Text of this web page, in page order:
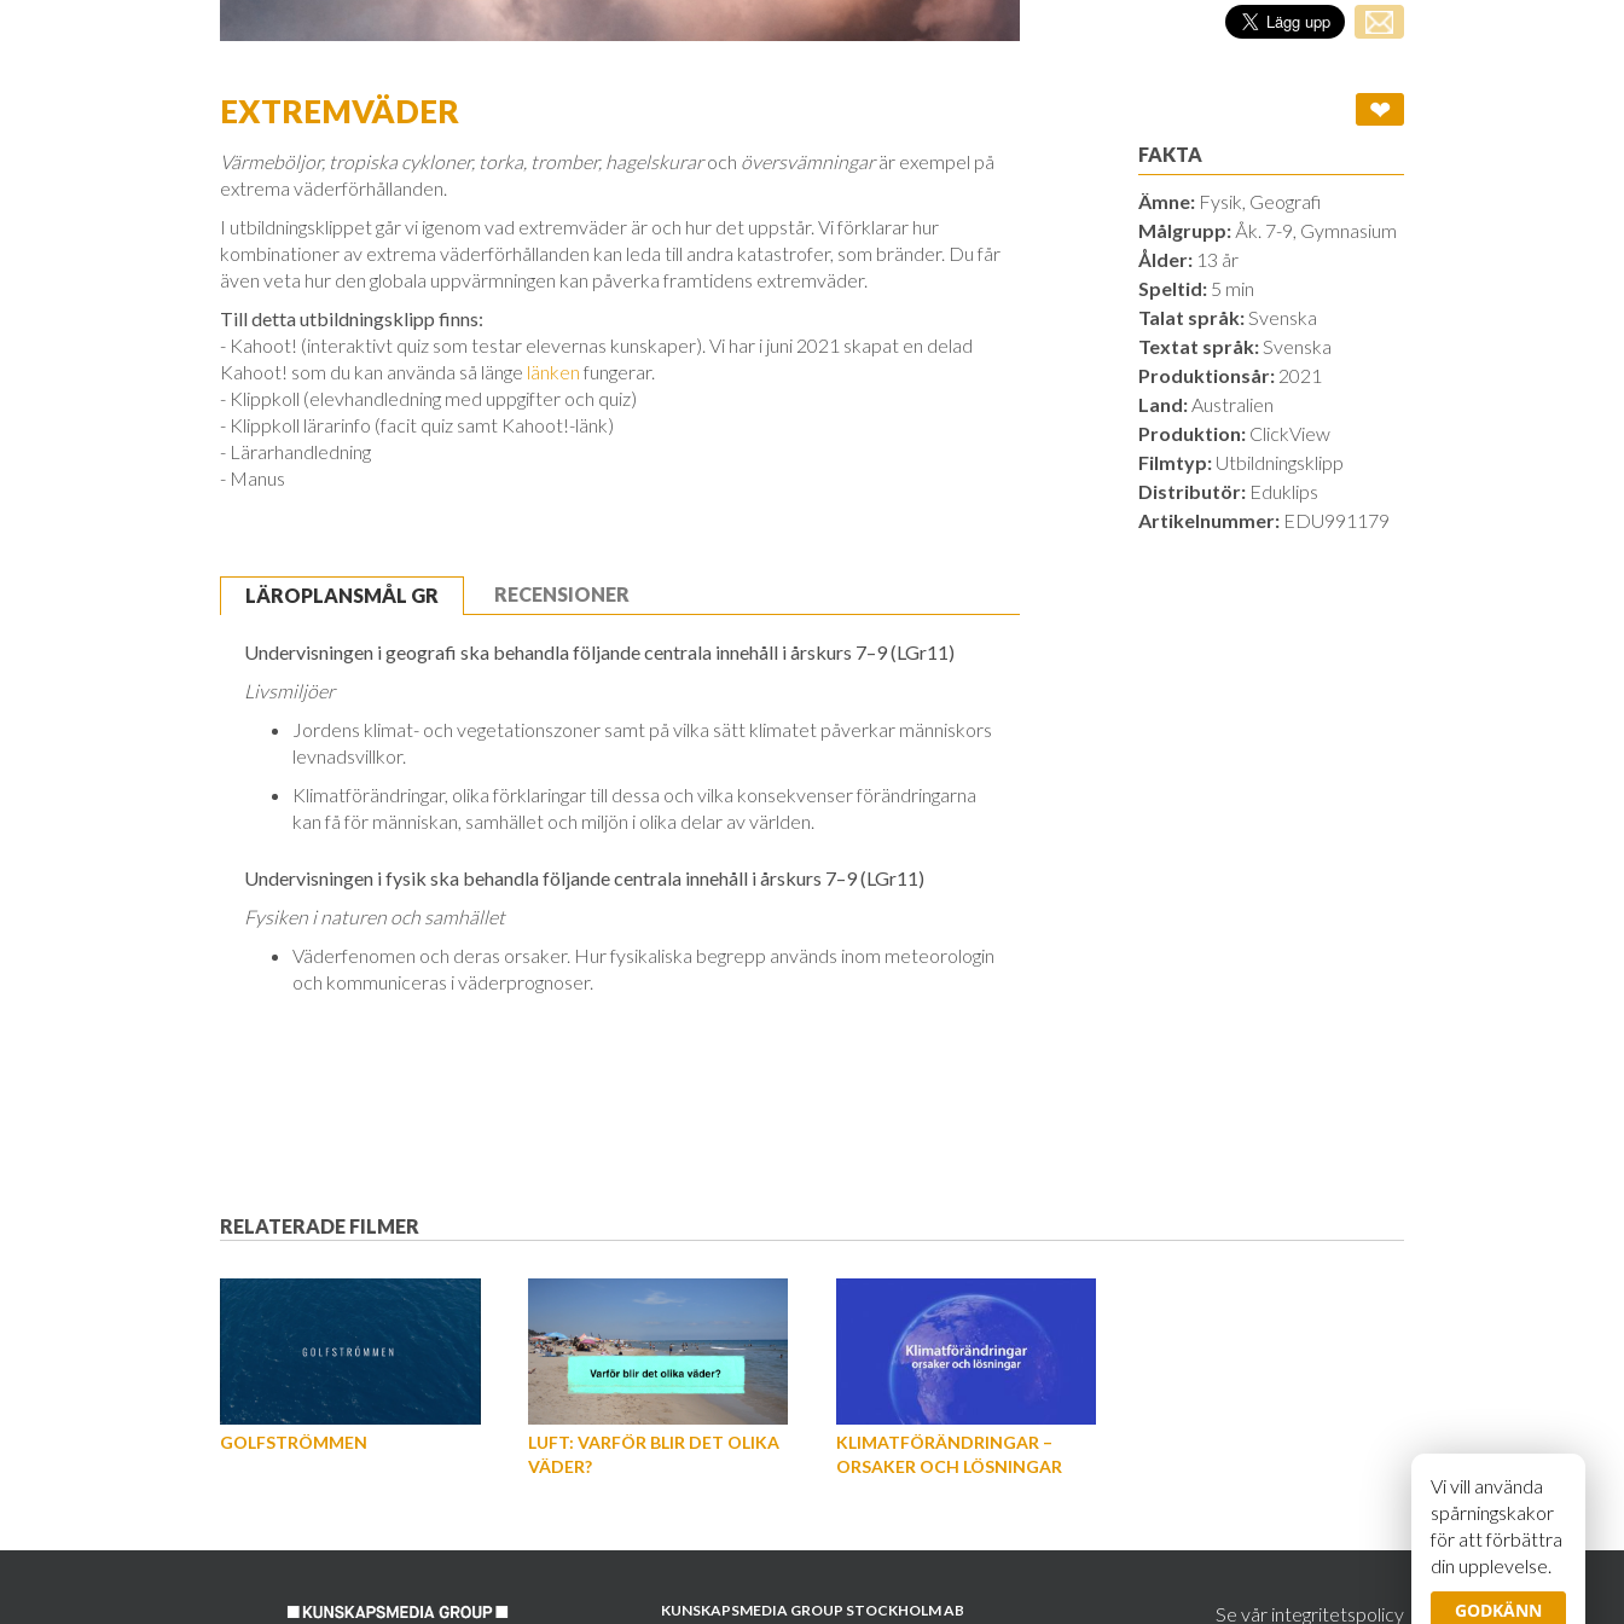
Vi vill använda
spårningskakor
för att förbättra
din upplevelse.
GODKÄNN
EXTREMVÄDER
Värmeböljor, tropiska cykloner, torka, tromber, hagelskuraroch översvämningarär exempel på
extrema väderförhållanden.
I utbildningsklippet går vi igenom vad extremväder är och hur det uppstår. Vi förklarar hur
kombinationer av extrema väderförhållanden kan leda till andra katastrofer, som bränder. Du får
även veta hur den globala uppvärmningen kan påverka framtidens extremväder.
Till detta utbildningsklipp finns:
- Kahoot! (interaktivt quiz som testar elevernas kunskaper). Vi har i juni 2021 skapat en delad
Kahoot! som du kan använda så länge länken fungerar.
- Klippkoll (elevhandledning med uppgifter och quiz)
- Klippkoll lärarinfo (facit quiz samt Kahoot!-länk)
- Lärarhandledning
- Manus
LÄROPLANSMÅL GR
Undervisningen i geografi ska behandla följande centrala innehåll i årskurs 7–9 (LGr11)
Livsmiljöer
Jordens klimat- och vegetationszoner samt på vilka sätt klimatet påverkar människors
levnadsvillkor.
Klimatförändringar, olika förklaringar till dessa och vilka konsekvenser förändringarna
kan få för människan, samhället och miljön i olika delar av världen.
Undervisningen i fysik ska behandla följande centrala innehåll i årskurs 7–9 (LGr11)
Fysiken i naturen och samhället
Väderfenomen och deras orsaker. Hur fysikaliska begrepp används inom meteorologin
och kommuniceras i väderprognoser.
RECENSIONER
❤
FAKTA
Ämne: Fysik, Geografi
Målgrupp: Åk. 7-9, Gymnasium
Ålder: 13 år
Speltid: 5 min
Talat språk:Svenska
Textat språk:Svenska
Produktionsår: 2021
Land:Australien
Produktion: ClickView
Filmtyp: Utbildningsklipp
Distributör: Eduklips
Artikelnummer: EDU991179
RELATERADE FILMER
GOLFSTRÖMMEN
LUFT: VARFÖR BLIR DET OLIKA
VÄDER?
KLIMATFÖRÄNDRINGAR –
ORSAKER OCH LÖSNINGAR
KUNSKAPSMEDIA GROUP STOCKHOLM AB Se vår integritetspolicy